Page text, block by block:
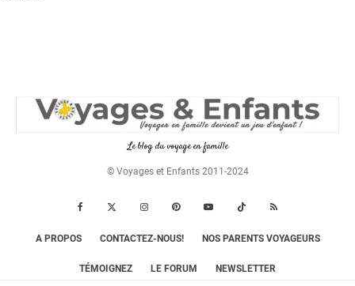
Le blog du voyage en famille
© Voyages et Enfants 2011-2024
A PROPOS CONTACTEZ-NOUS! NOS PARENTS VOYAGEURS
TÉMOIGNEZ LE FORUM NEWSLETTER